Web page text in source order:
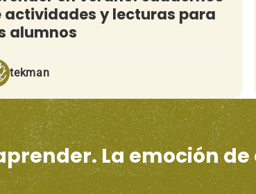
actividades y lecturas para
alumnos
tekman
La emoción